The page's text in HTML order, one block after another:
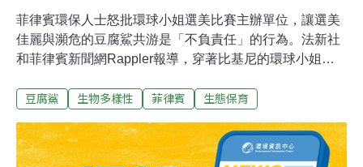
菲律賓環保人士怒批環球小姐選美比賽主辦單位，讓選美
佳麗與瀕危的豆腐鯊共游是「不負責任」的行為。法新社
和菲律賓新聞網Rappler報導，穿著比基尼的環球小姐參
類豆腐鯊共游宿霧島外海。環球小姐選美比賽明年1月將
們表示，餵食豆腐鯊會讓牠們依賴人類，容易受到盜獵，
而且船隻的引擎螺旋葉片會傷到牠們。綠色和平組織東南
豆腐鯊 生物多樣性 菲律賓 生態保育